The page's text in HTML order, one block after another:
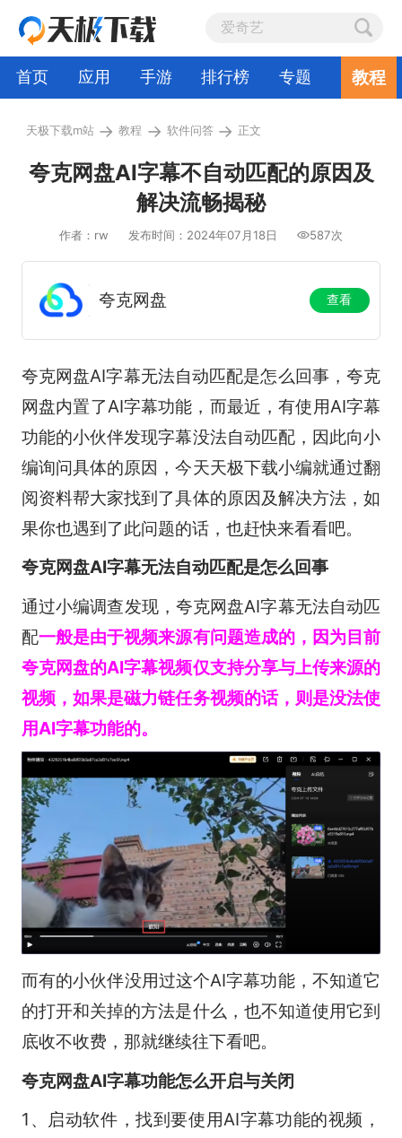
首页 应用 手游 排行榜 专题 教程
天极下载m站 → 教程 → 软件问答 → 正文
夸克网盘AI字幕不自动匹配的原因及
解决流畅揭秘
作者：rw 发布时间：2024年07月18日 587次
夸克网盘 查看
夸克网盘AI字幕无法自动匹配是怎么回事，夸克
网盘内置了AI字幕功能，而最近，有使用AI字幕
功能的小伙伴发现字幕没法自动匹配，因此向小
编询问具体的原因，今天天极下载小编就通过翻
阅资料帮大家找到了具体的原因及解决方法，如
果你也遇到了此问题的话，也赶快来看看吧。
夸克网盘AI字幕无法自动匹配是怎么回事
通过小编调查发现，夸克网盘AI字幕无法自动匹
配一般是由于视频来源有问题造成的，因为目前
夸克网盘的AI字幕视频仅支持分享与上传来源的
视频，如果是磁力链任务视频的话，则是没法使
用AI字幕功能的。
而有的小伙伴没用过这个AI字幕功能，不知道它
的打开和关掉的方法是什么，也不知道使用它到
底收不收费，那就继续往下看吧。
夸克网盘AI字幕功能怎么开启与关闭
1、启动软件，找到要使用AI字幕功能的视频，